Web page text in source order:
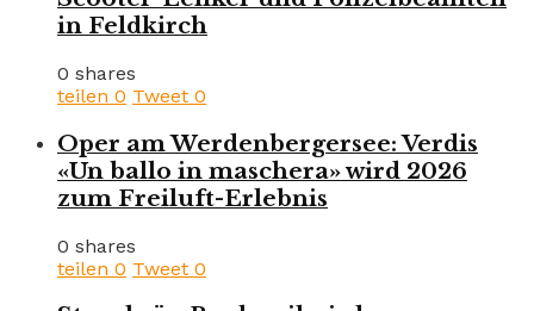
in Feldkirch
0 shares
teilen 0 Tweet 0
Oper am Werdenbergersee: Verdis
«Un ballo in maschera» wird 2026
zum Freiluft-Erlebnis
0 shares
teilen 0 Tweet 0